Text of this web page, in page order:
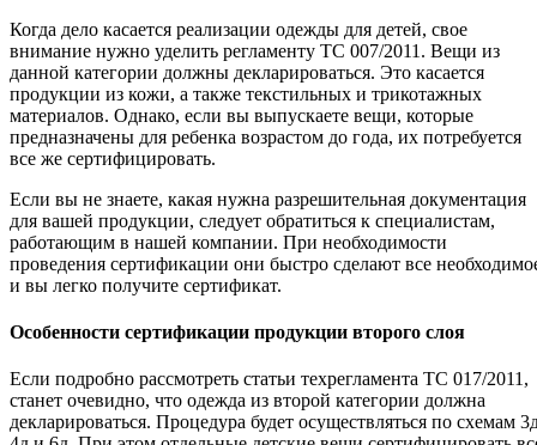
Когда дело касается реализации одежды для детей, свое
внимание нужно уделить регламенту ТС 007/2011. Вещи из
данной категории должны декларироваться. Это касается
продукции из кожи, а также текстильных и трикотажных
материалов. Однако, если вы выпускаете вещи, которые
предназначены для ребенка возрастом до года, их потребуется
все же сертифицировать.
Если вы не знаете, какая нужна разрешительная документация
для вашей продукции, следует обратиться к специалистам,
работающим в нашей компании. При необходимости
проведения сертификации они быстро сделают все
и вы легко получите сертификат.
Особенности сертификации продукции второго слоя
Если подробно рассмотреть статьи техрегламента ТС 017/2011,
станет очевидно, что одежда из второй категории должна
декларироваться. Процедура будет осуществляться по схемам